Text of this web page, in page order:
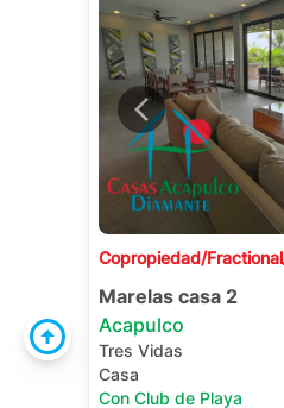
Copropiedad/Fractional
Marelas casa 2
Acapulco
Tres Vidas
Casa
Con Club de Playa